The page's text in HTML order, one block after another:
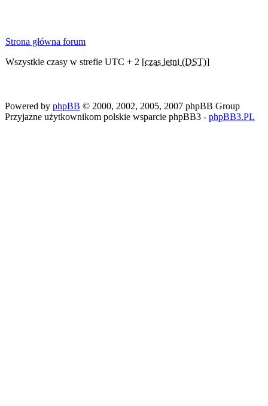
Strona główna forum
Wszystkie czasy w strefie UTC + 2 [czas letni (DST)]
Powered by phpBB © 2000, 2002, 2005, 2007 phpBB Group
Przyjazne użytkownikom polskie wsparcie phpBB3 - phpBB3.PL